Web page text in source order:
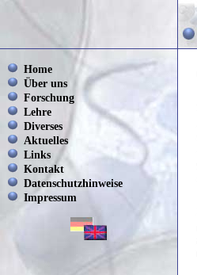
Home
Über uns
Forschung
Lehre
Diverses
Aktuelles
Links
Kontakt
Datenschutzhinweise
Impressum